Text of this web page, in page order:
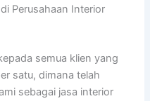
Perusahaan Interior
semua klien yang
satu, dimana telah
sebagai jasa interior